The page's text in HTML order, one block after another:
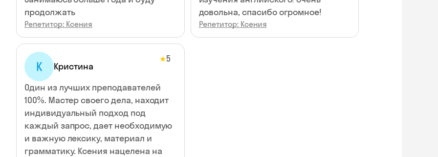
продолжать
Репетитор: Ксения
К Кристина
★5
Один из лучших преподавателей
100%. Мастер своего дела, находит
индивидуальный подход под
каждый запрос, дает необходимую
и важную лексику, материал и
грамматику. Ксения нацелена на
довольна, спасибо огромное!
Репетитор: Ксения